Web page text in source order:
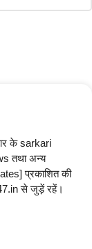
के sarkari
तथा अन्य
प्रकाशित की
से जुड़ें रहें।